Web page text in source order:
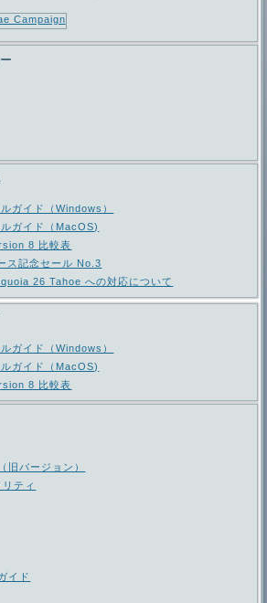
ガイド（Windows）
ガイド（MacOS)
8 比較表
ス記念セール No.3
26 Tahoe への対応について
ガイド（Windows）
ガイド（MacOS)
8 比較表
旧バージョン）
ティ
イド